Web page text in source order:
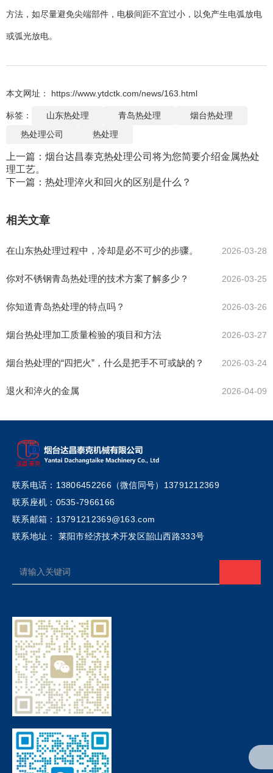
方法，如尽量避免尖端部件，电极间距不宜过小，以免产生电弧放电
或弧光放电。
本文网址： https://www.ytdctk.com/news/163.html
标签： 山东热处理 青岛热处理
烟台热处理
热处理公司
热处理
上一篇： 烟台达昌泰克热处理公司将为您简要介绍金属热处
理工艺。
下一篇： 热处理淬火和回火的区别是什么？
相关文章
2026-03-28
在山东热处理过程中，冷却是必不可少的步骤。
2026-03-25
你对不锈钢青岛热处理的技术方案了解多少？
2026-03-26
你知道青岛热处理的特点吗？
2026-03-27
烟台热处理加工质量检验的项目和方法
2026-03-24
烟台热处理的“四把火”，什么是把手不可或缺的？
2026-04-09
退火和淬火的金属
联系电话：13806452266（微信同号）13791212369
联系座机：0535-7966166
联系邮箱：13791212369@163.com
联系地址： 莱阳市经济技术开发区韶山西路333号